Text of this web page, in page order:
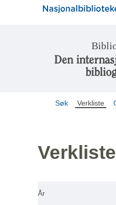
Den
Søk Verkliste
Verkliste
År